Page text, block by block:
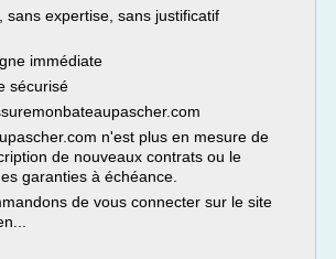
sans expertise, sans justificatif
immédiate
sécurisé
n'est plus en mesure de
de nouveaux contrats ou le
garanties à échéance.
de vous connecter sur le site